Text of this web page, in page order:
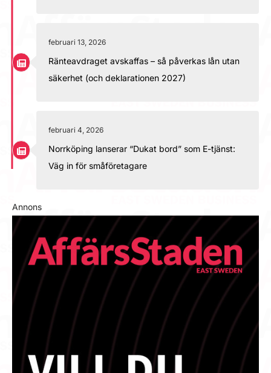
februari 13, 2026
Ränteavdraget avskaffas – så påverkas lån utan
säkerhet (och deklarationen 2027)
februari 4, 2026
Norrköping lanserar “Dukat bord” som E-tjänst:
Väg in för småföretagare
Annons